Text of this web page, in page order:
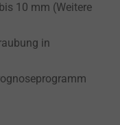
10 mm (Weitere
in